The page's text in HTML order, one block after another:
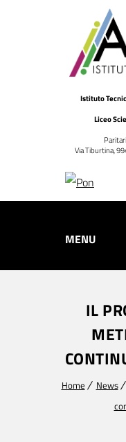
Istituto
Liceo
Via Tiburtina,
MENU
IL
Home News